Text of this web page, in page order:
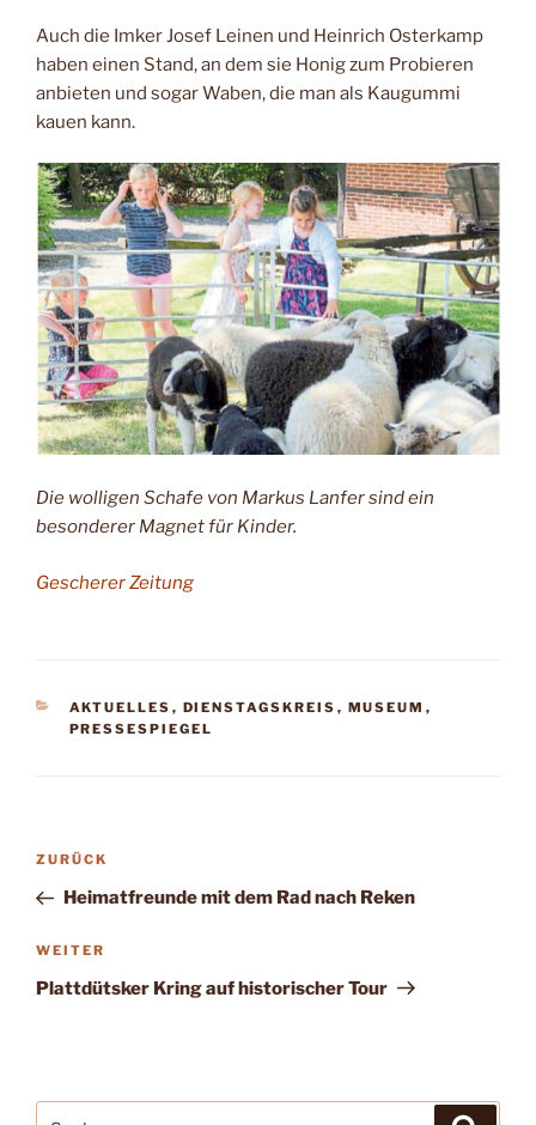
Auch die Imker Josef Leinen und Heinrich Osterkamp
haben einen Stand, an dem sie Honig zum Probieren
anbieten und sogar Waben, die man als Kaugummi
kauen kann.
Die wolligen Schafe von Markus Lanfer sind ein
besonderer Magnet für Kinder.
Gescherer Zeitung
KATEGORIEN
AKTUELLES , DIENSTAGSKREIS , MUSEUM ,
PRESSESPIEGEL
Beitragsnavigation
Vorheriger
Beitrag
ZURÜCK
Heimatfreunde mit dem Rad nach Reken
Nächster
Beitrag
WEITER
Plattdütsker Kring auf historischer Tour